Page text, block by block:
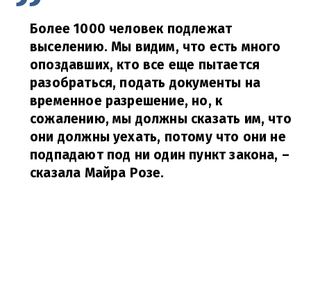
Более 1000 человек подлежат
выселению. Мы видим, что есть много
опоздавших, кто все еще пытается
разобраться, подать документы на
временное разрешение, но, к
сожалению, мы должны сказать им, что
они должны уехать, потому что они не
подпадают под ни один пункт закона, –
сказала Майра Розе.